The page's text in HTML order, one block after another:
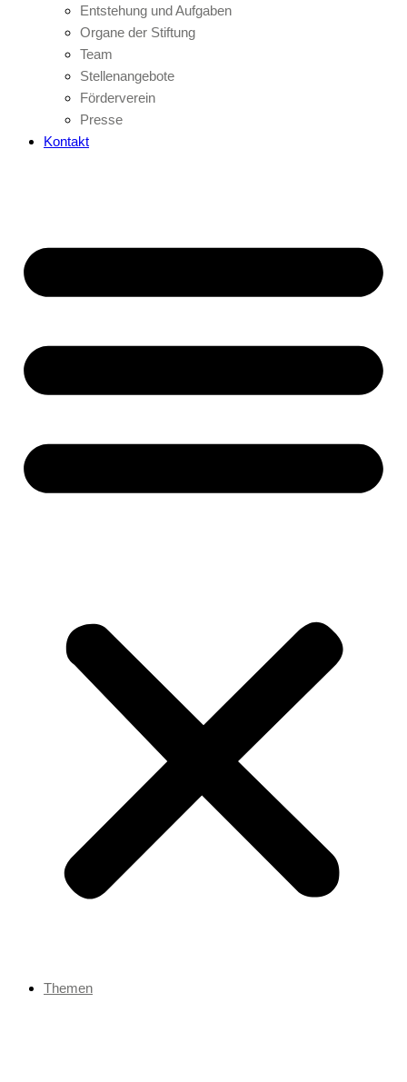
Entstehung und Aufgaben
Organe der Stiftung
Team
Stellenangebote
Förderverein
Presse
Kontakt
Themen